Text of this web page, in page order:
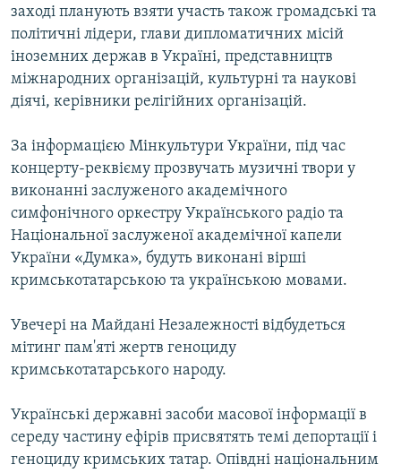
заході планують взяти участь також громадські та
політичні лідери, глави дипломатичних місій
іноземних держав в Україні, представництв
міжнародних організацій, культурні та наукові
діячі, керівники релігійних організацій.
За інформацією Мінкультури України, під час
концерту-реквієму прозвучать музичні твори у
виконанні заслуженого академічного
симфонічного оркестру Українського радіо та
Національної заслуженої академічної капели
України «Думка», будуть виконані вірші
кримськотатарською та українською мовами.
Увечері на Майдані Незалежності відбудеться
мітинг пам'яті жертв геноциду
кримськотатарського народу.
Українські державні засоби масової інформації в
середу частину ефірів присвятять темі депортації і
геноциду кримських татар. Опівдні національним